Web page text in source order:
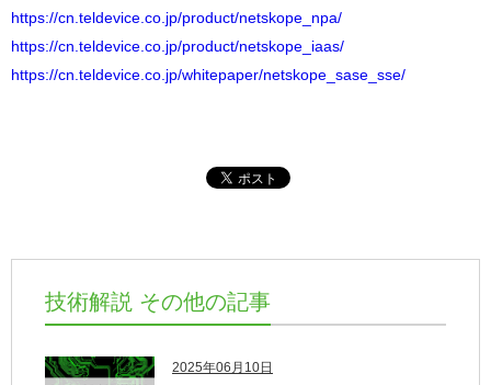
https://cn.teldevice.co.jp/product/netskope_npa/
https://cn.teldevice.co.jp/product/netskope_iaas/
https://cn.teldevice.co.jp/whitepaper/netskope_sase_sse/
技術解説 その他の記事
2025年06月10日